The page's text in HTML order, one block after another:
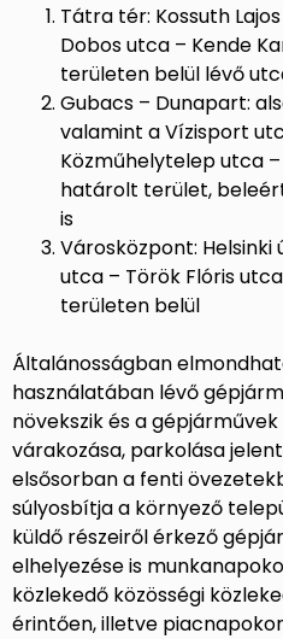
Tátra tér: Kossuth
Dobos utca – Kende
területen belül lévő
Gubacs – Dunapart:
valamint a Vízisport
Közműhelytelep utca
határolt terület,
is
Városközpont: Helsinki
utca – Török Flóris
területen belül
Általánosságban
használatában lévő
növekszik és a
várakozása, parkolása
elsősorban a fenti
súlyosbítja a környező
küldő részeiről érkező
elhelyezése is
közlekedő közösségi
érintően, illetve